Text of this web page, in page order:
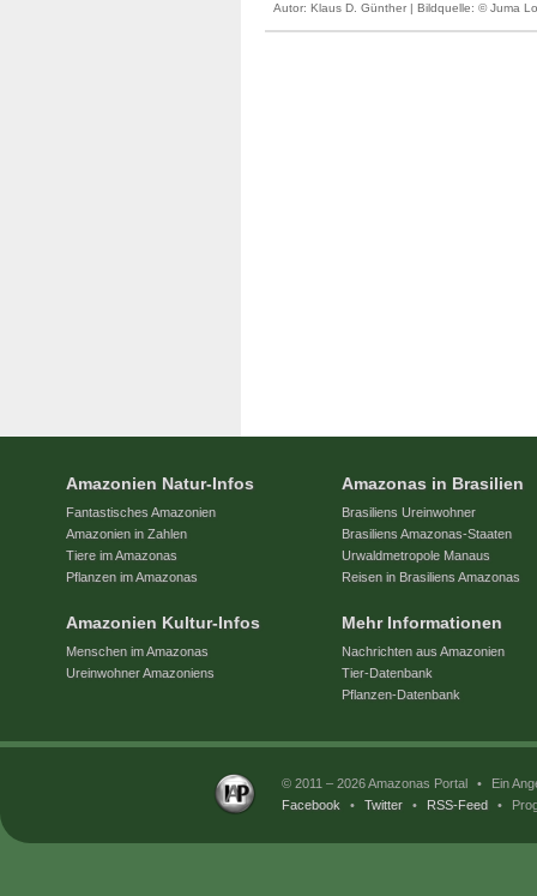
Autor: Klaus D. Günther | Bildquelle: © Juma
Amazonien Natur-Infos
Fantastisches Amazonien
Amazonien in Zahlen
Tiere im Amazonas
Pflanzen im Amazonas
Amazonien Kultur-Infos
Menschen im Amazonas
Ureinwohner Amazoniens
Amazonas in Brasilien
Brasiliens Ureinwohner
Brasiliens Amazonas-Staaten
Urwaldmetropole Manaus
Reisen in Brasiliens Amazonas
Mehr Informationen
Nachrichten aus Amazonien
Tier-Datenbank
Pflanzen-Datenbank
© 2011 – 2026 Amazonas Portal •
Ein
Facebook
• Twitter • RSS-Feed •